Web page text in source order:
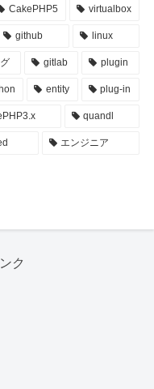
CakePHP5 virtualbox
github linux
gitlab plugin
entity plug-in
quandl
エンジニア
ク